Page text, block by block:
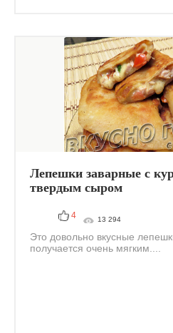
Лепешки заварные с
твердым сыром
4 13 294
Это довольно вкусные
получается очень мягким....